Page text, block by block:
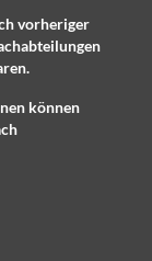
vorheriger
können